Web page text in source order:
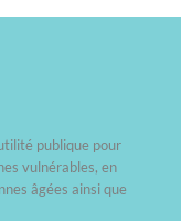
publique pour
vulnérables, en
âgées ainsi que